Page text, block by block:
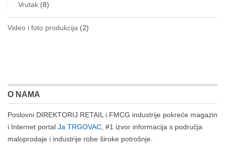
Vrutak (8)
Video i foto produkcija (2)
O NAMA
Poslovni DIREKTORIJ RETAIL i FMCG industrije pokreće magazin
i Internet portal Ja TRGOVAC , #1 izvor informacija s područja
maloprodaje i industrije robe široke potrošnje.